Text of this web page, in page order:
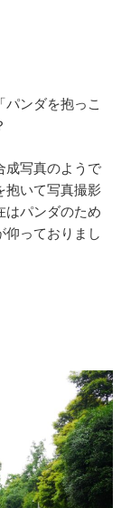
ンダを抱っこ
成写真のようで
抱いて写真撮影
はパンダのため
仰っておりまし